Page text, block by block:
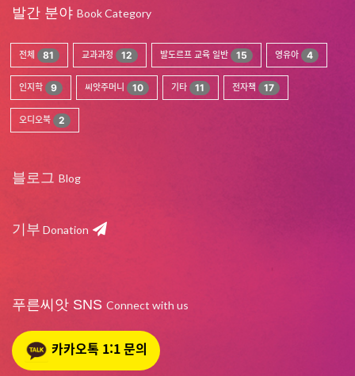
발간 분야 Book Category
전체 81 교과과정 12 발도르프 교육 일반 15 영유아 4
인지학 9 씨앗주머니 10 기타 11 전자책 17
오디오북 2
블로그 Blog
기부 Donation
푸른씨앗 SNS Connect with us
카카오톡 1:1 문의